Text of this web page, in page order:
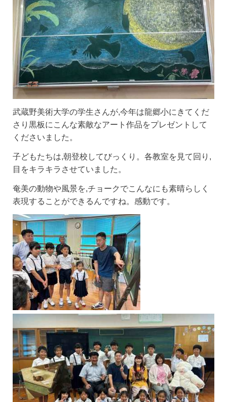
武蔵野美術大学の学生さんが,今年は龍郷小にきてくだ
さり黒板にこんな素敵なアート作品をプレゼントして
くださいました。
子どもたちは,朝登校してびっくり。各教室を見て回り,
目をキラキラさせていました。
奄美の動物や風景を,チョークでこんなにも素晴らしく
表現することができるんですね。感動です。